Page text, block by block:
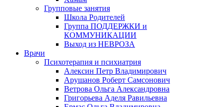
Групповые занятия
Школа Родителей
Группа ПОДДЕРЖКИ и
КОММУНИКАЦИИ
Выход из НЕВРОЗА
Врачи
Психотерапия и психиатрия
Алексин Петр Владимирович
Арушанов Роберт Самсонович
Ветрова Ольга Александровна
Григорьева Аделя Равильевна